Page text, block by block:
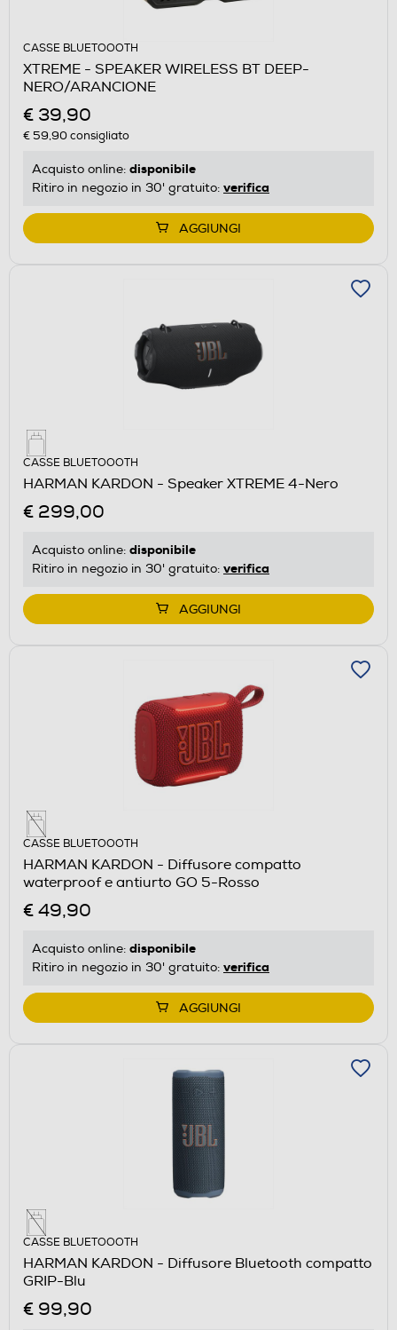
CASSE BLUETOOOTH
XTREME - SPEAKER WIRELESS BT DEEP-
NERO/ARANCIONE
€ 39,90
€ 59,90consigliato
Acquisto online: disponibile
Ritiro in negozio in 30' gratuito: verifica
AGGIUNGI
CASSE BLUETOOOTH
HARMAN KARDON - Speaker XTREME 4-Nero
€ 299,00
Acquisto online: disponibile
Ritiro in negozio in 30' gratuito: verifica
AGGIUNGI
CASSE BLUETOOOTH
HARMAN KARDON - Diffusore compatto
waterproof e antiurto GO 5-Rosso
€ 49,90
Acquisto online: disponibile
Ritiro in negozio in 30' gratuito: verifica
AGGIUNGI
CASSE BLUETOOOTH
HARMAN KARDON - Diffusore Bluetooth compatto
GRIP-Blu
€ 99,90